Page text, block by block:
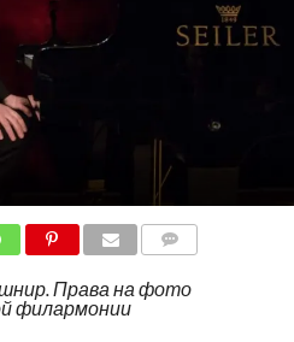
Права на фото
филармонии